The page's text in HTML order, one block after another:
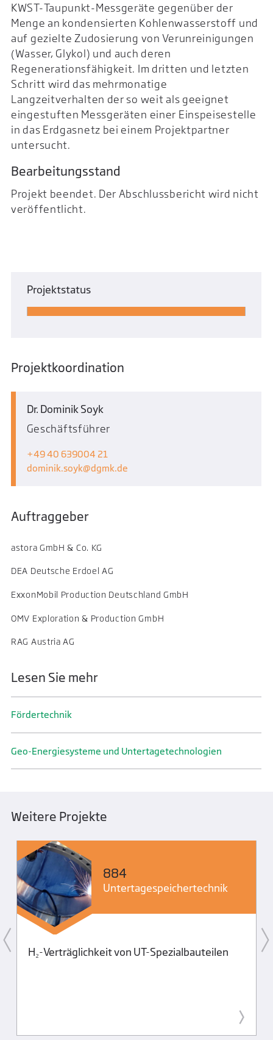
KWST-Taupunkt-Messgeräte gegenüber der
Menge an kondensierten Kohlenwasserstoff und
auf gezielte Zudosierung von Verunreinigungen
(Wasser, Glykol) und auch deren
Regenerationsfähigkeit. Im dritten und letzten
Schritt wird das mehrmonatige
Langzeitverhalten der so weit als geeignet
eingestuften Messgeräten einer Einspeisestelle
in das Erdgasnetz bei einem Projektpartner
untersucht.
Bearbeitungsstand
Projekt beendet. Der Abschlussbericht wird nicht
veröffentlicht.
Projektstatus
Projektkoordination
Dr. Dominik Soyk
Geschäftsführer
+49 40 639004 21
dominik.soyk
dgmk.de
Auftraggeber
astora GmbH & Co. KG
DEA Deutsche Erdoel AG
ExxonMobil Production Deutschland GmbH
OMV Exploration & Production GmbH
RAG Austria AG
Lesen Sie mehr
Förder­technik
Geo-Energiesysteme und Untertage­technologien
Weitere Projekte
884
Untertage­speicher­technik
H₂-Verträglichkeit von UT-Spezialbauteilen